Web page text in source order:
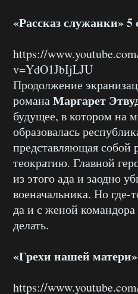
«Рассказ служанки» 5
https://
v=YdO1JbIjLJU
Продолжение
романаМаргарет
будущее, в котором на
образовалась
представляющая собой
теократию. Главной
из этого ада и заодно
военачальника. Но где-
да и с женой
делать.
«Грехи нашей
https://